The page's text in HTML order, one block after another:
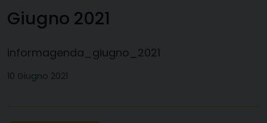
Giugno 2021
informagenda_giugno_2021
10 Giugno 2021